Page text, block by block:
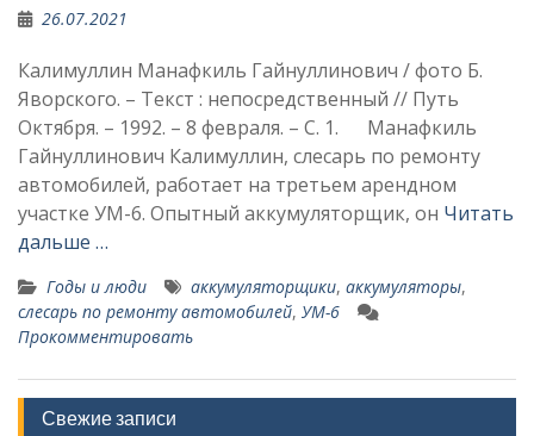
26.07.2021
Калимуллин Манафкиль Гайнуллинович / фото Б.
Яворского. – Текст : непосредственный // Путь
Октября. – 1992. – 8 февраля. – С. 1. Манафкиль
Гайнуллинович Калимуллин, слесарь по ремонту
автомобилей, работает на третьем арендном
участке УМ-6. Опыт­ный аккумуляторщик, он Читать
дальше …
Годы и люди аккумуляторщики, аккумуляторы,
слесарь по ремонту автомобилей, УМ-6
Прокомментировать
Свежие записи